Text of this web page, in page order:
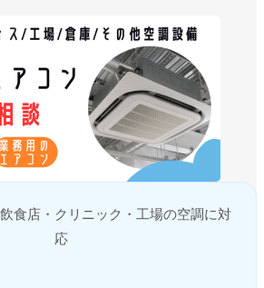
食店・クリニック・工場の空調に対
応